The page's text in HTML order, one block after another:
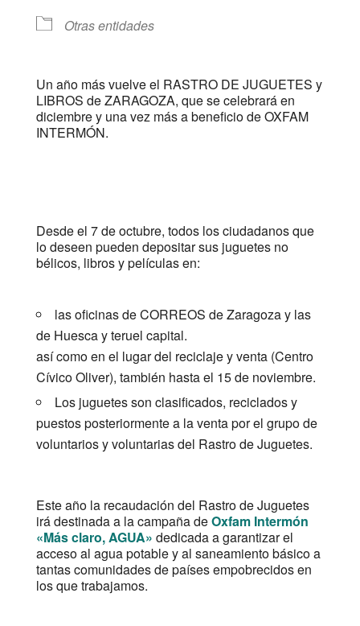
Otras entidades
Un año más vuelve el RASTRO DE JUGUETES y
LIBROS de ZARAGOZA, que se celebrará en
diciembre y una vez más a beneficio de OXFAM
INTERMÓN.
Desde el 7 de octubre, todos los ciudadanos que
lo deseen pueden depositar sus juguetes no
bélicos, libros y películas en:
las oficinas de CORREOS de Zaragoza y las
de Huesca y teruel capital.
así como en el lugar del reciclaje y venta (Centro
Cívico Oliver), también hasta el 15 de noviembre.
Los juguetes son clasificados, reciclados y
puestos posteriormente a la venta por el grupo de
voluntarios y voluntarias del Rastro de Juguetes.
Este año la recaudación del Rastro de Juguetes
irá destinada a la campaña deOxfam Intermón
«Más claro, AGUA» dedicada a garantizar el
acceso al agua potable y al saneamiento básico a
tantas comunidades de países empobrecidos en
los que trabajamos.